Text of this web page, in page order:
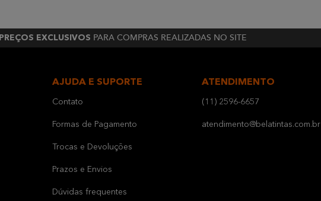
PREÇOS EXCLUSIVOS PARA COMPRAS REALIZADAS NO SITE
AJUDA E SUPORTE
Contato
Formas de Pagamento
Trocas e Devoluções
Prazos e Envios
Dúvidas frequentes
ATENDIMENTO
(11) 2596-6657
atendimento@belatintas.com.br